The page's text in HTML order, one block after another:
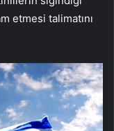
etmesi talimatını